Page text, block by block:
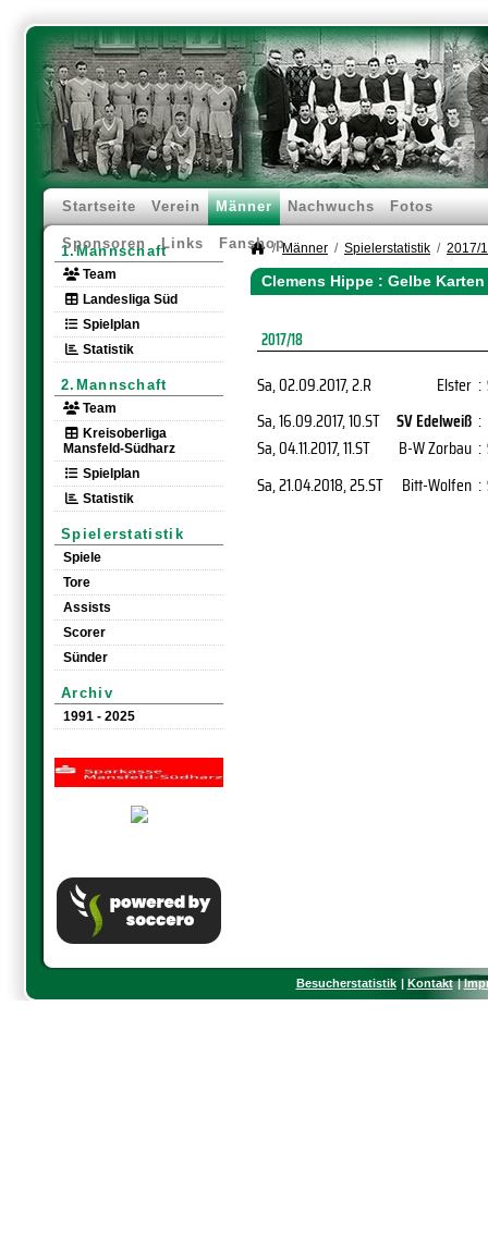
Startseite Verein Männer Nachwuchs Fotos
Sponsoren Links Fanshop
1.Mannschaft
Team
Landesliga Süd
Spielplan
Statistik
2.Mannschaft
Team
Kreisoberliga
Mansfeld-Südharz
Spielplan
Statistik
Spielerstatistik
Spiele
Tore
Assists
Scorer
Sünder
Archiv
1991 - 2025
Männer Spielerstatistik 2017/
Clemens Hippe : Gelbe
2017/18
Sa, 02.09.2017, 2.R Elster :
Sa, 16.09.2017, 10.ST SV Edelweiß :
Sa, 04.11.2017, 11.ST B-W Zorbau :
Sa, 21.04.2018, 25.ST Bitt-Wolfen :
Besucherstatistik Kontakt